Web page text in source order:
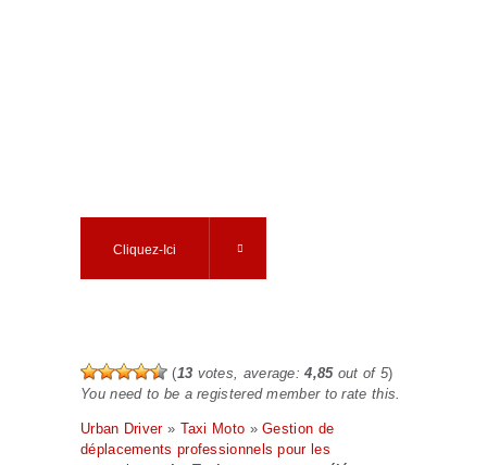
Cliquez-Ici
(13 votes, average:4,85out of 5)
You need to be a registered member to rate this.
Urban Driver» Taxi Moto »Gestion de
déplacements professionnels pour les